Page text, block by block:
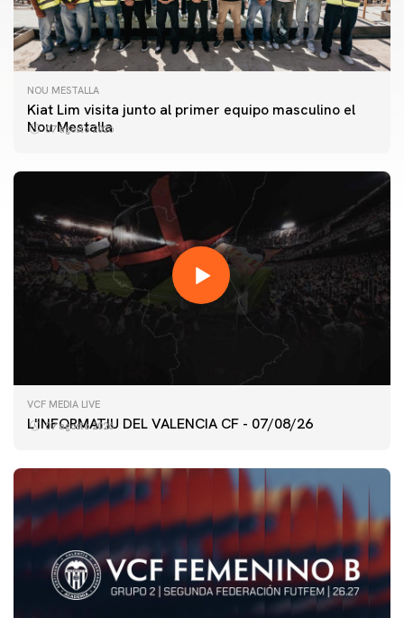
NOU MESTALLA
Kiat Lim visita junto al primer equipo masculino el
Nou Mestalla
07 agosto 2026
VCF MEDIA LIVE
L'INFORMATIU DEL VALENCIA CF - 07/08/26
07 agosto 2026